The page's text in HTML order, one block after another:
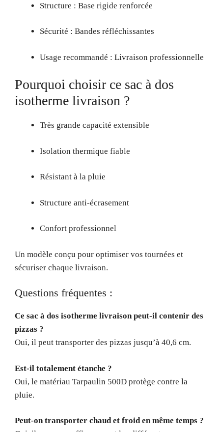
Structure : Base rigide renforcée
Sécurité : Bandes réfléchissantes
Usage recommandé : Livraison professionnelle
Pourquoi choisir ce sac à dos
isotherme livraison ?
Très grande capacité extensible
Isolation thermique fiable
Résistant à la pluie
Structure anti-écrasement
Confort professionnel
Un modèle conçu pour optimiser vos tournées et
sécuriser chaque livraison.
Questions fréquentes :
Ce sac à dos isotherme livraison peut-il contenir des
pizzas ?
Oui, il peut transporter des pizzas jusqu’à 40,6 cm.
Est-il totalement étanche ?
Oui, le matériau Tarpaulin 500D protège contre la
pluie.
Peut-on transporter chaud et froid en même temps ?